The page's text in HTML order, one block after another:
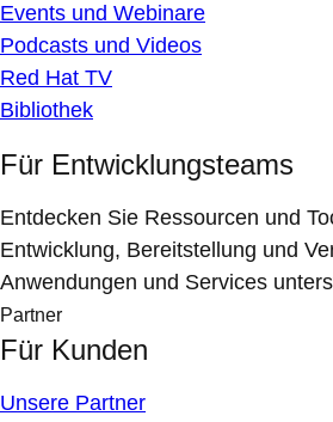
Events und Webinare
Podcasts und Videos
Red Hat TV
Bibliothek
Für Entwicklungsteams
Entdecken Sie Ressourcen und
Entwicklung, Bereitstellung und
Anwendungen und Services
Partner
Für Kunden
Unsere Partner